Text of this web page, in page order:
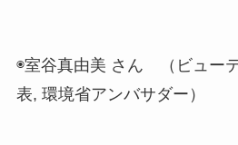
◉室谷真由美 さん （ビュー
表, 環境省アンバサダー）